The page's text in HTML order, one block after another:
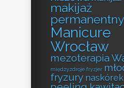
makijaż
Manicure
Wrocław
mezoterapia
międzyzdroje fryzjer
fryzury